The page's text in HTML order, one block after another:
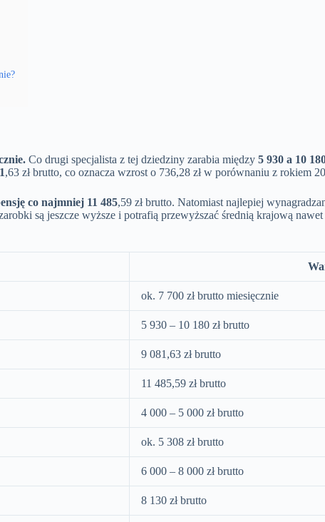
Co drugi specjalista z tej dziedziny zarabia między 5 930 a 10
,63 zł brutto, co oznacza wzrost o 736,28 zł w porównaniu z rokiem
co najmniej 11 485,59 zł brutto. Natomiast najlepiej
są jeszcze wyższe i potrafią przewyższać średnią krajową
ok. 7 700 zł brutto miesięcznie
5 930 – 10 180 zł brutto
9 081,63 zł brutto
11 485,59 zł brutto
4 000 – 5 000 zł brutto
ok. 5 308 zł brutto
6 000 – 8 000 zł brutto
8 130 zł brutto